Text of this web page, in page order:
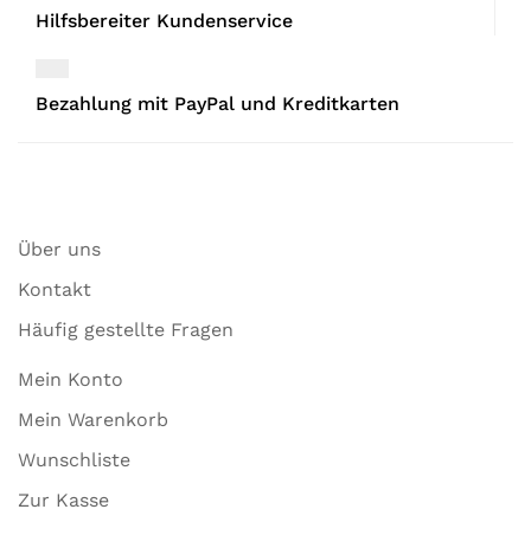
Hilfsbereiter Kundenservice
Bezahlung mit PayPal und Kreditkarten
Über uns
Kontakt
Häufig gestellte Fragen
Mein Konto
Mein Warenkorb
Wunschliste
Zur Kasse